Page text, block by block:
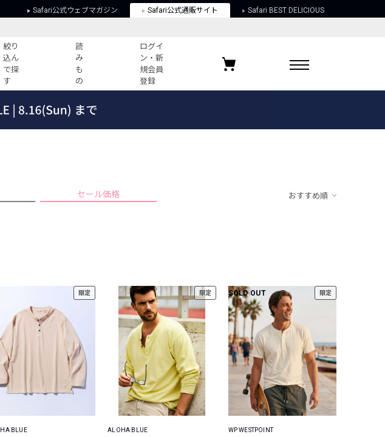
Safari公式ウェブマガジン Safari公式通販サイト Safari BEST DELICIOUS
絞り
込ん
で探
す
読
み
も
の
ログイ
ン・新
規会員
登録
会社概要
お気に入りブランド
セール価格 おすすめ順
限定
BLUE
限定
ALOHA BLUE
SOLD OUT 限定
WP WESTPOINT